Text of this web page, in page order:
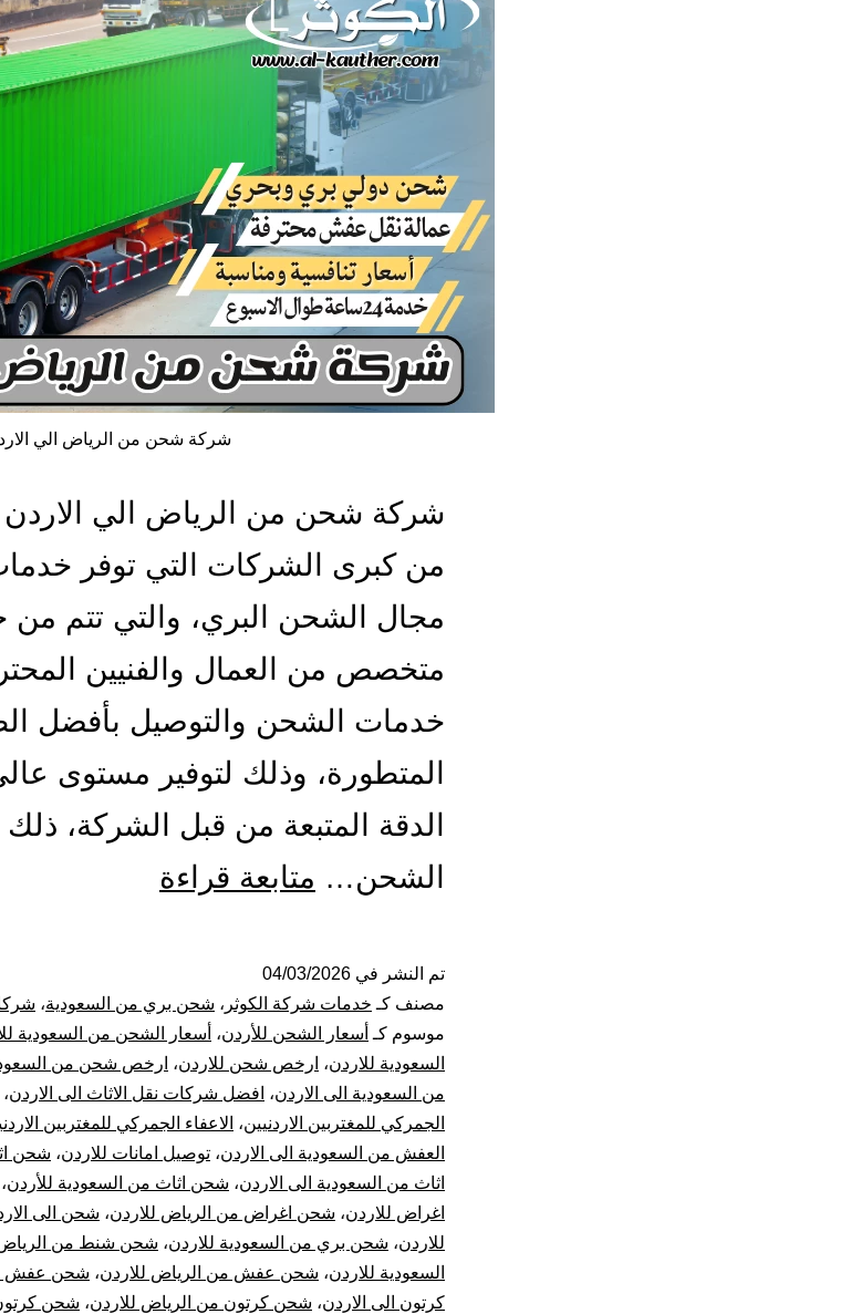
شركة شحن من الرياض الي
شركة شحن من الرياض الي الاردن
من كبرى الشركات التي توفر
مجال الشحن البري، والتي تتم من
متخصص من العمال والفنيين
خدمات الشحن والتوصيل بأفضل
المتطورة، وذلك لتوفير مستوى
الدقة المتبعة من قبل الشركة،
الشحن… متابعة قراءة
الرياض
الي
الاردن
|
نقل
عفش
تم النشر في 04/03/2026
مصنف كـ خدمات شركة الكوثر ، شحن بري من السعودية،
موسوم كـ أسعار الشحن للأردن، أسعار الشحن من السعودية
السعودية للاردن، ارخص شحن للاردن، ارخص شحن من
من السعودية الى الاردن، افضل شركات نقل الاثاث الى الاردن،
الجمركي للمغتربين الاردنيين، الاعفاء الجمركي للمغتربين
العفش من السعودية الى الاردن، توصيل امانات للاردن، شحن
اثاث من السعودية الى الاردن، شحن اثاث من السعودية للأردن،
اغراض للاردن، شحن اغراض من الرياض للاردن، شحن الى
للاردن، شحن بري من السعودية للاردن، شحن شنط من الرياض
السعودية للاردن، شحن عفش من الرياض للاردن، شحن عفش
كرتون الى الاردن، شحن كرتون من الرياض للاردن، شحن